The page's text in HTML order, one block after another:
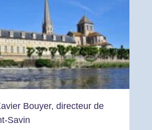
Bouyer, directeur de
Savin